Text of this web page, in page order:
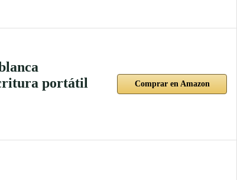
portátil
Comprar en Amazon